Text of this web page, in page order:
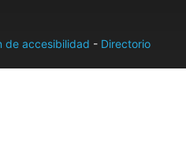
de accesibilidad - Directorio